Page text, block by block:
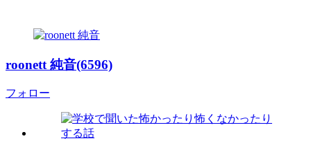
roonett 純音(6596)
フォロー